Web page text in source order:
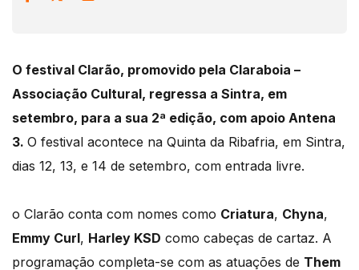
O festival Clarão, promovido pela Claraboia –
Associação Cultural, regressa a Sintra, em
setembro, para a sua 2ª edição, com apoio Antena
3. O festival acontece na Quinta da Ribafria, em Sintra,
dias 12, 13, e 14 de setembro, com entrada livre.
o Clarão conta com nomes como Criatura, Chyna,
Emmy Curl, Harley KSD como cabeças de cartaz. A
programação completa-se com as atuações de Them